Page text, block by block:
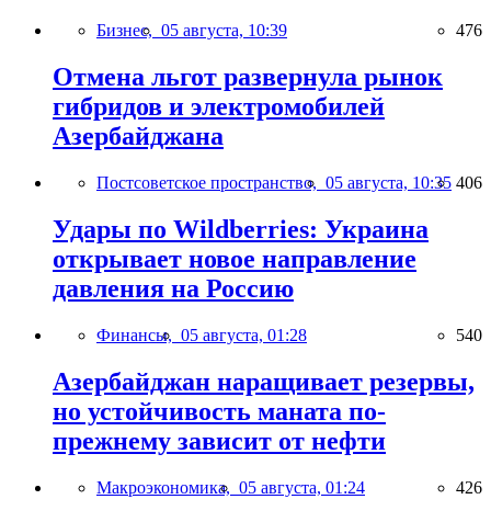
Бизнес, 05 августа, 10:39 476
Отмена льгот развернула рынок
гибридов и электромобилей
Азербайджана
Постсоветское пространство, 05 августа, 10:35 406
Удары по Wildberries: Украина
открывает новое направление
давления на Россию
Финансы, 05 августа, 01:28 540
Азербайджан наращивает резервы,
но устойчивость маната по-
прежнему зависит от нефти
Макроэкономика, 05 августа, 01:24 426